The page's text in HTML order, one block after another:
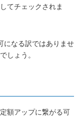
てチェックされま
になる訳ではありませ
しょう。
額アップに繋がる可